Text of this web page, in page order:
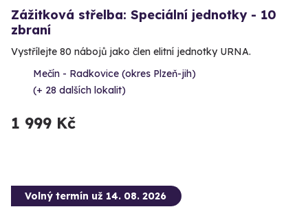
Zážitková střelba: Speciální jednotky - 10
zbraní
Vystřílejte 80 nábojů jako člen elitní jednotky URNA.
Mečín - Radkovice (okres Plzeň-jih)
(+ 28 dalších lokalit)
1 999 Kč
Volný termín už 14. 08. 2026